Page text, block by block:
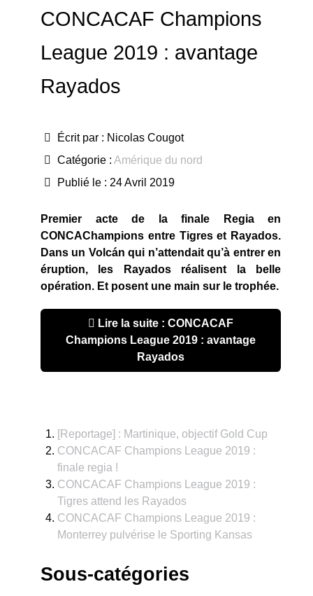
CONCACAF Champions
League 2019 : avantage
Rayados
Écrit par : Nicolas Cougot
Catégorie : Amérique du nord
Publié le : 24 Avril 2019
Premier acte de la finale Regia en
CONCAChampions entre Tigres et Rayados.
Dans un Volcán qui n’attendait qu’à entrer en
éruption, les Rayados réalisent la belle
opération. Et posent une main sur le trophée.
Lire la suite : CONCACAF
Champions League 2019 : avantage
Rayados
[Reportage] : Martinique, objectif Gold Cup
CONCACAF Champions League 2019 :
finale regia !
CONCACAF Champions League 2019 :
Tigres attend les Rayados
CONCACAF Champions League 2019 :
Monterrey pulvérise le Sporting Kansas
Sous-catégories